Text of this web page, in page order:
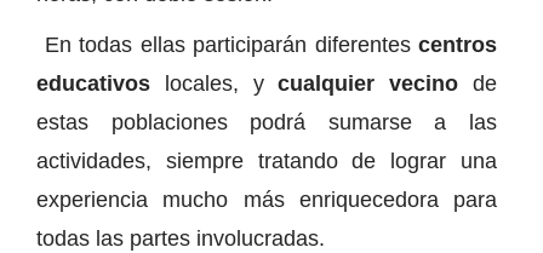
En todas ellas participarán diferentes centros
educativos locales, ycualquier vecinode
estas poblaciones podrá sumarse a las
actividades, siempre tratando de lograr una
experiencia mucho más enriquecedora para
todas las partes involucradas.